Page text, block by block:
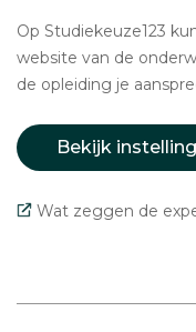
Op Studiekeuze123
website van de
de opleiding je
Bekijk
Wat zeggen de